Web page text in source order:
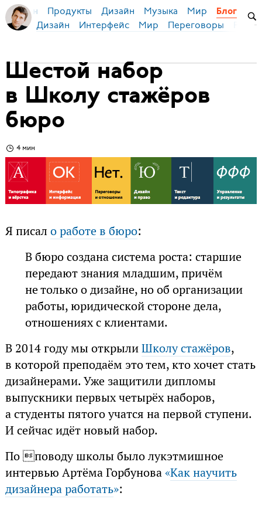
Бирман Продукты Дизайн Музыка Мир Блог
Дизайн Интерфейс Мир Переговоры
Шестой набор
в Школу стажёров
бюро
4 мин
Я писал о работе в бюро:
В бюро создана система роста: старшие
передают знания младшим, причём
не только о дизайне, но об организации
работы, юридической стороне дела,
отношениях с клиентами.
В 2014 году мы открылиШколу стажёров,
в которой преподаём это тем, кто хочет стать
дизайнерами. Уже защитили дипломы
выпускники первых четырёх наборов,
а студенты пятого учатся на первой ступени.
И сейчас идёт новый набор.
По поводу школы было лукэтмишное
интервью Артёма Горбунова«Как научить
дизайнера работать»: